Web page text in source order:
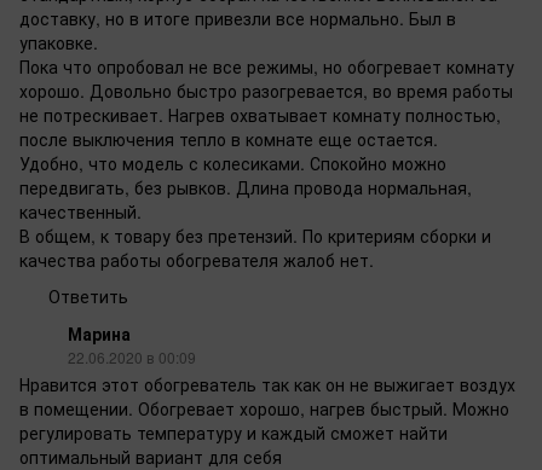
доставку, но в итоге привезли все нормально. Был в
упаковке.
Пока что опробовал не все режимы, но обогревает комнату
хорошо. Довольно быстро разогревается, во время работы
не потрескивает. Нагрев охватывает комнату полностью,
после выключения тепло в комнате еще остается.
Удобно, что модель с колесиками. Спокойно можно
передвигать, без рывков. Длина провода нормальная,
качественный.
В общем, к товару без претензий. По критериям сборки и
качества работы обогревателя жалоб нет.
Ответить
Марина
22.06.2020 в 00:09
Нравится этот обогреватель так как он не выжигает воздух
в помещении. Обогревает хорошо, нагрев быстрый. Можно
регулировать температуру и каждый сможет найти
оптимальный вариант для себя